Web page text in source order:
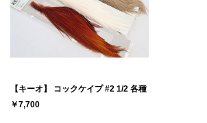
【キーオ】 コックケイプ #2 1/2 各種
￥7,700